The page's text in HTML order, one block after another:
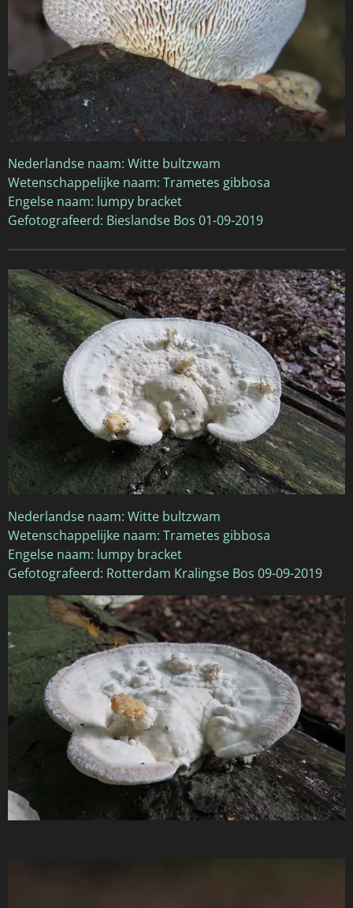
Nederlandse naam: Witte bultzwam
Wetenschappelijke naam: Trametes gibbosa
Engelse naam: lumpy bracket
Gefotografeerd: Bieslandse Bos 01-09-2019
Nederlandse naam: Witte bultzwam
Wetenschappelijke naam: Trametes gibbosa
Engelse naam: lumpy bracket
Gefotografeerd: Rotterdam Kralingse Bos 09-09-2019